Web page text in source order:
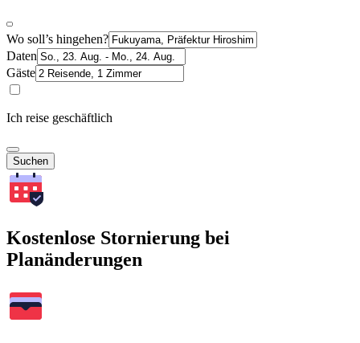
Wo soll’s hingehen?
Daten
Gäste
Ich reise geschäftlich
Suchen
Kostenlose Stornierung bei
Planänderungen